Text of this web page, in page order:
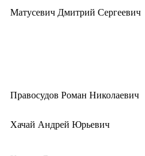
Матусевич Дмитрий Сергеевич
Правосудов Роман Николаевич
Хачай Андрей Юрьевич